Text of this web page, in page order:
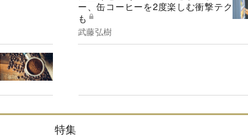
ー、缶コーヒーを2度楽しむ衝撃テク
も
武藤弘樹
特集